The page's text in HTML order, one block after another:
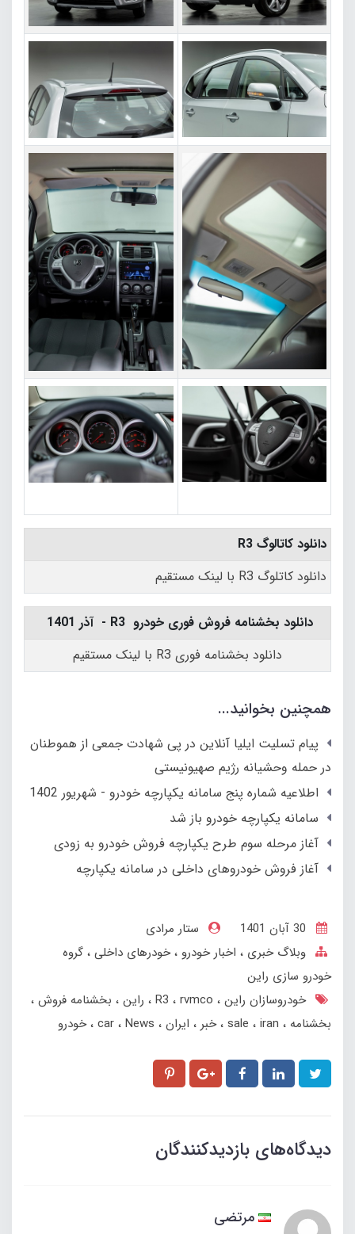
دانلود کاتالوگ R3
دانلود کاتلوگ R3 با لینک مستقیم
دانلود بخشنامه فروش فوری خودرو R3 - آذر 1401
دانلود بخشنامه فوری R3 با لینک مستقیم
همچنین بخوانید...
پیام تسلیت ایلیا آنلاین در پی شهادت جمعی از هموطنان
در حمله وحشیانه رژیم صهیونیستی
اطلاعیه شماره پنج سامانه یکپارچه خودرو - شهریور 1402
سامانه یکپارچه خودرو باز شد
آغاز مرحله سوم طرح یکپارچه فروش خودرو به زودی
آغاز فروش خودروهای داخلی در سامانه یکپارچه
ستار مرادی
وبلاگ خبری
اخبار خودرو خودرهای داخلی گروه
خودرو سازی راین
خودروسازان راین
R3 rvmco راین
بخشنامه فروش
بخشنامه
sale iran خبر ایران car News خودرو
دیدگاه‌های بازدیدکنندگان
مرتضی